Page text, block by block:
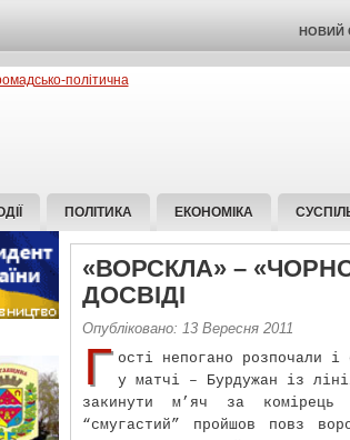
НОВИЙ
ПОЛІТИКА ЕКОНОМІКА
«ВОРСКЛА» –
ДОСВІДІ
Опубліковано: 13 Вересня 2011
Г ості непогано розпочали і
у матчі – Бурдужан із
закинути м’яч за
“смугастий” пройшов повз